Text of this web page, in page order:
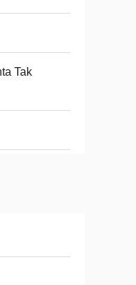
Tak